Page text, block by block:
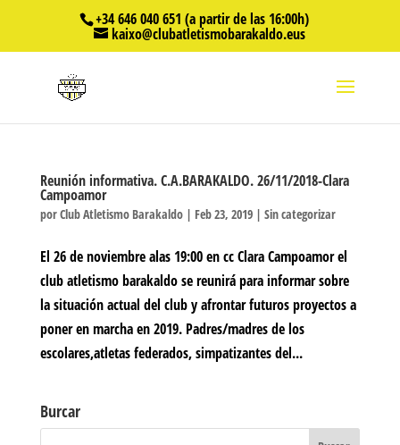
+34 646 040 651 (a partir de las 16:00h)
kaixo@clubatletismobarakaldo.eus
Reunión informativa. C.A.BARAKALDO. 26/11/2018-Clara
Campoamor
porClub Atletismo Barakaldo| Feb 23, 2019| Sin categorizar
El 26 de noviembre alas 19:00 en cc Clara Campoamor el
club atletismo barakaldo se reunirá para informar sobre
la situación actual del club y afrontar futuros proyectos a
poner en marcha en 2019. Padres/madres de los
escolares,atletas federados, simpatizantes del...
Burcar